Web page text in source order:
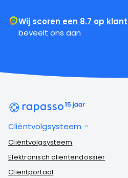
Wij scoren een 8.7 op
beveelt ons aan
Cliëntvolgsysteem
Cliëntvolgsysteem
Elektronisch cliëntendossier
Cliëntportaal